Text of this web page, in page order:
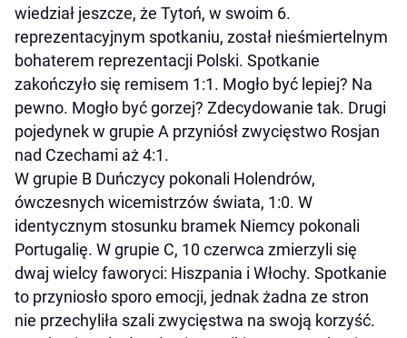
wiedział jeszcze, że Tytoń, w swoim 6.
reprezentacyjnym spotkaniu, został nieśmiertelnym
bohaterem reprezentacji Polski. Spotkanie
zakończyło się remisem 1:1. Mogło być lepiej? Na
pewno. Mogło być gorzej? Zdecydowanie tak. Drugi
pojedynek w grupie A przyniósł zwycięstwo Rosjan
nad Czechami aż 4:1.
W grupie B Duńczycy pokonali Holendrów,
ówczesnych wicemistrzów świata, 1:0. W
identycznym stosunku bramek Niemcy pokonali
Portugalię. W grupie C, 10 czerwca zmierzyli się
dwaj wielcy faworyci: Hiszpania i Włochy. Spotkanie
to przyniosło sporo emocji, jednak żadna ze stron
nie przechyliła szali zwycięstwa na swoją korzyść.